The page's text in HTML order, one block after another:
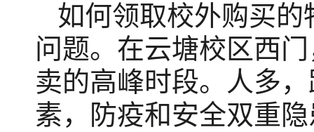
如何领取校外购买
问题。在云塘校区西
卖的高峰时段。人多
素，防疫和安全双重